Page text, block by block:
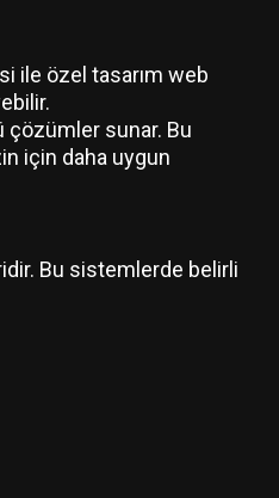
ile özel tasarım web
çözümler sunar. Bu
için daha uygun
Bu sistemlerde belirli